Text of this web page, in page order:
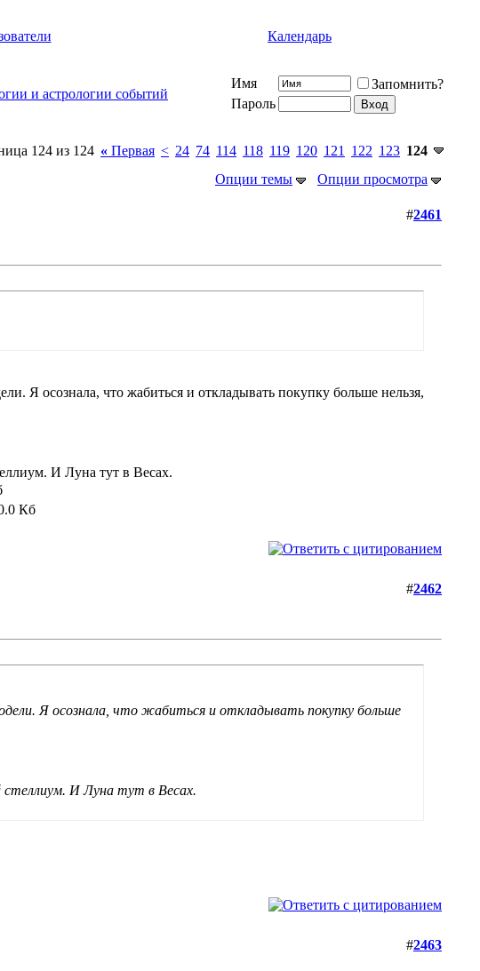
Календарь
и астрологии событий
Имя
Запомнить?
Пароль
124 из 124 « Первая < 24 74 114 118 119 120 121 122 123 124
Опции темы
Опции просмотра
#2461
Я осознала, что жабиться и откладывать покупку больше нельзя,
И Луна тут в Весах.
#2462
Я осознала, что жабиться и откладывать покупку больше
стеллиум. И Луна тут в Весах.
#2463